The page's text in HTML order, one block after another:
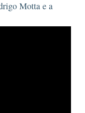
Motta e a